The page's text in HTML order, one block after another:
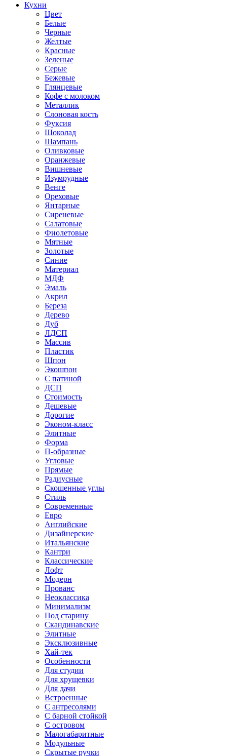
Кухни
Цвет
Белые
Черные
Желтые
Красные
Зеленые
Серые
Бежевые
Глянцевые
Кофе с молоком
Металлик
Слоновая кость
Фуксия
Шоколад
Шампань
Оливковые
Оранжевые
Вишневые
Изумрудные
Венге
Ореховые
Янтарные
Сиреневые
Салатовые
Фиолетовые
Мятные
Золотые
Синие
Материал
МДФ
Эмаль
Акрил
Береза
Дерево
Дуб
ЛДСП
Массив
Пластик
Шпон
Экошпон
С патиной
ДСП
Стоимость
Дешевые
Дорогие
Эконом-класс
Элитные
Форма
П-образные
Угловые
Прямые
Радиусные
Скошенные углы
Стиль
Современные
Евро
Английские
Дизайнерские
Итальянские
Кантри
Классические
Лофт
Модерн
Прованс
Неоклассика
Минимализм
Под старину
Скандинавские
Элитные
Эксклюзивные
Хай-тек
Особенности
Для студии
Для хрущевки
Для дачи
Встроенные
С антресолями
С барной стойкой
С островом
Малогабаритные
Модульные
Скрытые ручки